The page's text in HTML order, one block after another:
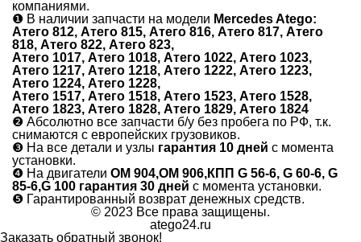
компаниями.
❶ В наличии запчасти на модели Mercedes Atego:
Атего 812, Атего 815, Атего 816, Атего 817, Атего
818, Атего 822, Атего 823,
Атего 1017, Атего 1018, Атего 1022, Атего 1023,
Атего 1217, Атего 1218, Атего 1222, Атего 1223,
Атего 1224, Атего 1228,
Атего 1517, Атего 1518, Атего 1523, Атего 1528,
Атего 1823, Атего 1828, Атего 1829, Атего 1824
❷ Абсолютно все запчасти б/у без пробега по РФ, т.к.
снимаются с европейских грузовиков.
❸ На все детали и узлы гарантия 10 дней с момента
установки.
❹ На двигатели ОМ 904,ОМ 906,КПП G 56-6, G 60-6, G
85-6,G 100 гарантия 30 дней с момента установки.
❺ Гарантированный возврат денежных средств.
© 2023 Все права защищены.
atego24.ru
Заказать обратный звонок!